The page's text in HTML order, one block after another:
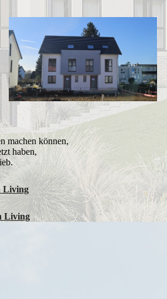
machen können,
haben,
Living
Living